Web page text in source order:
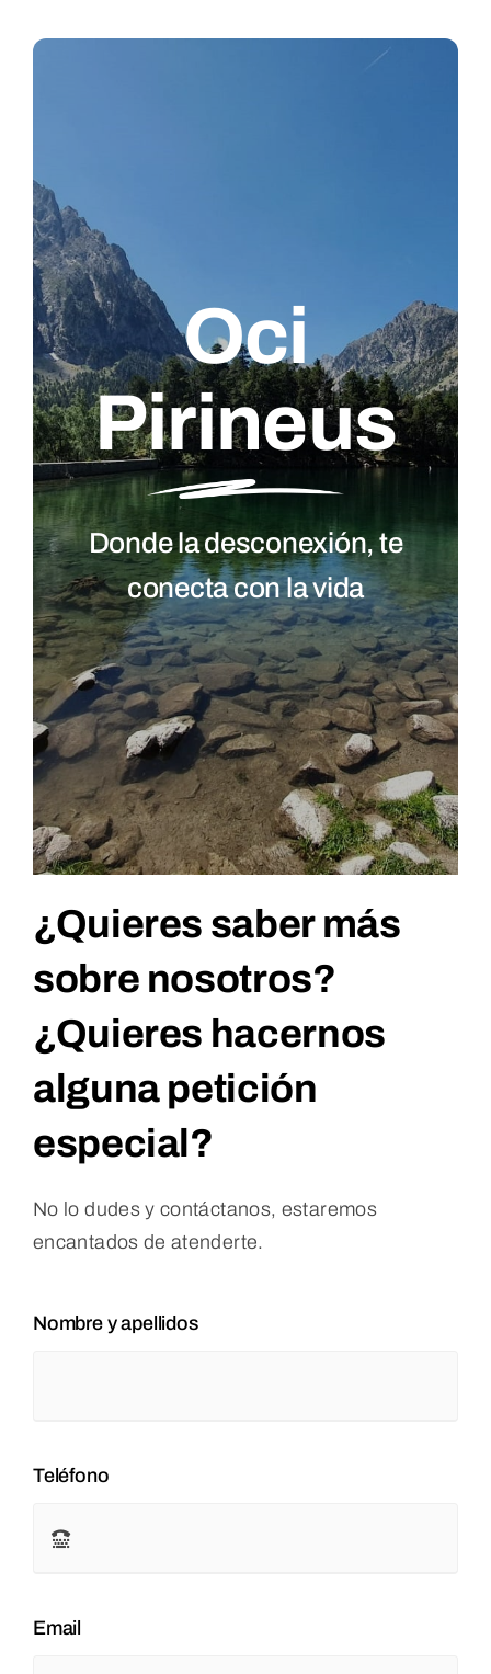
Oci
Pirineus
Donde la desconexión, te
conecta con la vida
¿Quieres saber más
sobre nosotros?
¿Quieres hacernos
alguna petición
especial?
No lo dudes y contáctanos, estaremos
encantados de atenderte.
Nombre y apellidos
Teléfono
Email